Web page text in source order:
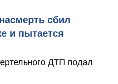
сбил
и пытается
ДТП подал